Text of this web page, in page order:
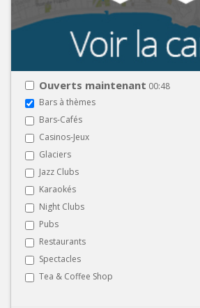
Ouverts maintenant 00:48
Bars à thèmes
Bars-Cafés
Casinos-Jeux
Glaciers
Jazz Clubs
Karaokés
Night Clubs
Pubs
Restaurants
Spectacles
Tea & Coffee Shop